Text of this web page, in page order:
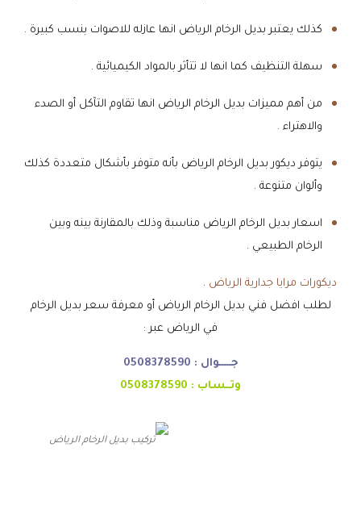
كذلك يعتبر بديل الرخام الرياض انها عازله للاصوات بنسب كبيرة .
سهلة التنظيف كما انها لا تتأثر بالمواد الكيميائية .
من أهم مميزات بديل الرخام الرياض انها تقاوم التآكل أو الصدء
والاهتراء .
يتوفر ديكور بديل الرخام الرياض بأنه متوفر بأشكال متعددة كذلك
وألوان متنوعة .
اسعار بديل الرخام الرياض مناسبة وذلك بالمقارنة بينه وبين
الرخام الطبيعي .
ديكورات مرايا جدارية الرياض .
لطلب افضل فني بديل الرخام الرياض أو معرفة سعر بديل الرخام
في الرياض عبر :
جـــــوال : 0508378590
وتــساب : 0508378590
تركيب بديل الرخام الرياض